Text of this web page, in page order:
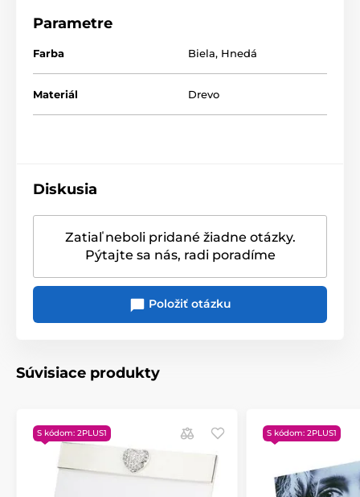
Parametre
Farba Biela, Hnedá
Materiál Drevo
Diskusia
Zatiaľ neboli pridané žiadne otázky.
Pýtajte sa nás, radi poradíme
Položiť otázku
Súvisiace produkty
S kódom: 2PLUS1 S kódom: 2PLUS1